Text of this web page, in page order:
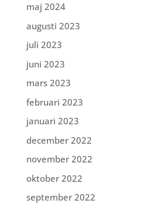
maj 2024
augusti 2023
juli 2023
juni 2023
mars 2023
februari 2023
januari 2023
december 2022
november 2022
oktober 2022
september 2022